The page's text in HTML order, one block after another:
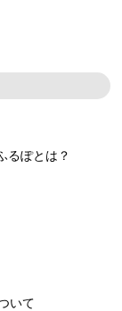
るぽとは？
いて